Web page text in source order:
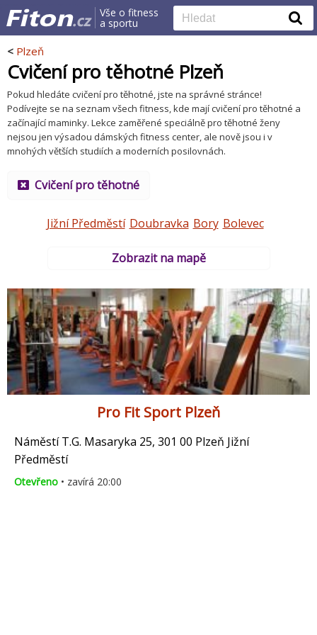
Vše o fitness
a sportu
< Plzeň
Cvičení pro těhotné Plzeň
Pokud hledáte cvičení pro těhotné, jste na správné stránce!
Podívejte se na seznam všech fitness, kde mají cvičení pro těhotné a
začínající maminky. Lekce zaměřené speciálně pro těhotné ženy
nejsou jen výsadou dámských fitness center, ale nově jsou i v
mnohých větších studiích a moderních posilovnách.
Cvičení pro těhotné
Jižní Předměstí Doubravka Bory Bolevec
Zobrazit na mapě
Pro Fit Sport Plzeň
Náměstí T.G. Masaryka 25, 301 00 Plzeň Jižní
Předměstí
Otevřeno • zavírá 20:00